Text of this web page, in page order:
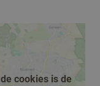
cookies is de